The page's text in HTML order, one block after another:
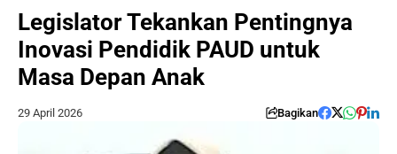
Legislator Tekankan Pentingnya
Inovasi Pendidik PAUD untuk
Masa Depan Anak
29 April 2026 Bagikan